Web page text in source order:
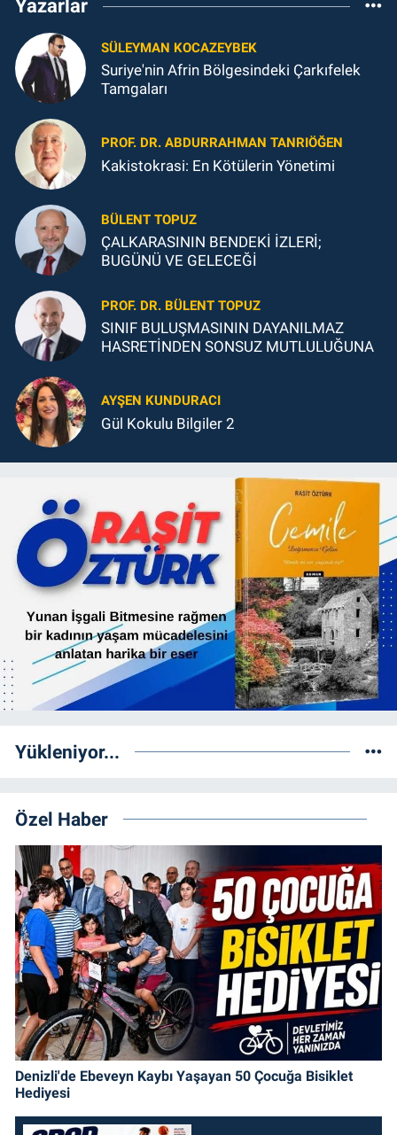
Yazarlar
SÜLEYMAN KOCAZEYBEK
Suriye'nin Afrin Bölgesindeki Çarkıfelek
Tamgaları
PROF. DR. ABDURRAHMAN TANRIÖĞEN
Kakistokrasi: En Kötülerin Yönetimi
BÜLENT TOPUZ
ÇALKARASININ BENDEKİ İZLERİ;
BUGÜNÜ VE GELECEĞİ
PROF. DR. BÜLENT TOPUZ
SINIF BULUŞMASININ DAYANILMAZ
HASRETİNDEN SONSUZ MUTLULUĞUNA
AYŞEN KUNDURACI
Gül Kokulu Bilgiler 2
Yükleniyor...
Özel Haber
Denizli'de Ebeveyn Kaybı Yaşayan 50 Çocuğa Bisiklet
Hediyesi